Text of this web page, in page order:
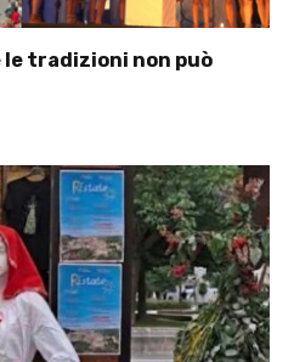
tradizioni non può